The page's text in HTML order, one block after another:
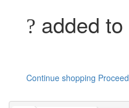
added
Continue shopping